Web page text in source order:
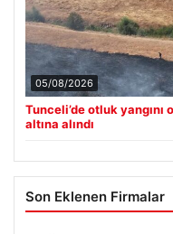
05/08/2026
Tunceli’de otluk yangını
altına alındı
Son Eklenen Firmalar